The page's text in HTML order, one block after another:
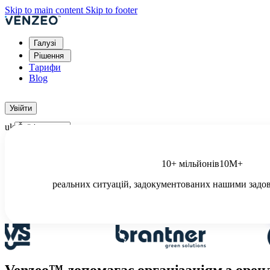
Skip to main content Skip to footer
Галузі
Рішення
Тарифи
Blog
Увійти
uk
Система, розроблена спеціально для
спрощення комунікації з клієнтами
10+ мільйонів10М+
реальних ситуацій, задокументованих нашими